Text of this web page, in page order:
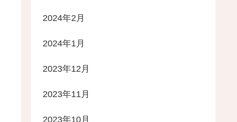
2024年2月
2024年1月
2023年12月
2023年11月
2023年10月